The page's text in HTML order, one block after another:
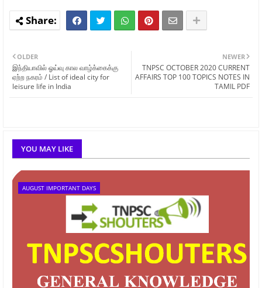
NEWER
TNPSC OCTOBER 2020 CURRENT
AFFAIRS TOP 100 TOPICS NOTES IN
TAMIL PDF
OLDER
இந்தியாவில் ஓய்வு கால வாழ்க்கைக்கு
ஏற்ற நகரம் / List of ideal city for
leisure life in India
YOU MAY LIKE
AUGUST IMPORTANT DAYS